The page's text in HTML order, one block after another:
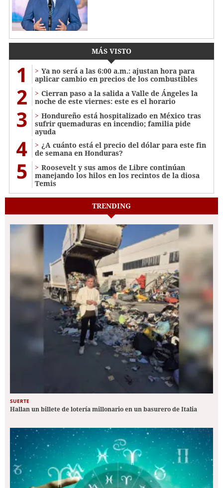
MÁS VISTO
1
Ya no será a las 6:00 a.m.: ajustan hora para
aplicar cambio en precios de los combustibles
2
Cierran paso a la salida a Valle de Ángeles la
noche de este viernes: este es el horario
3
Hondureño está hospitalizado en México tras
sufrir quemaduras en incendio; familia pide
ayuda
4
¿A cuánto está el precio del dólar para este fin
de semana en Honduras?
5
Roosevelt y sus amos de Libre continúan
manejando los hilos en los recintos de la diosa
Temis
TRENDING
SUERTE
Hallan un billete de lotería millonario en un basurero de Italia